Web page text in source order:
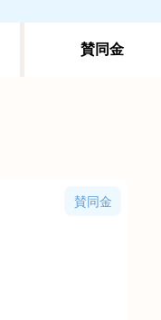
賛同金
賛同金